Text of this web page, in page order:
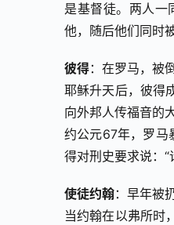
是基督徒。两人一
他，随后他们同时
彼得：在罗马，被
耶稣升天后，彼得
向外邦人传福音的大
约公元67年，罗马
得对刑史要求说：
使徒约翰：早年被
当约翰在以弗所时